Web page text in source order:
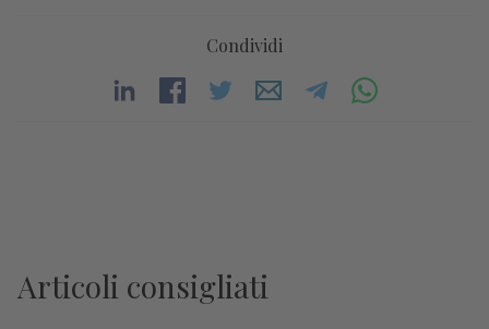
Condividi
Articoli consigliati